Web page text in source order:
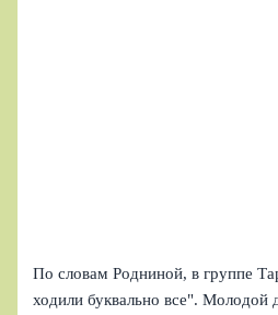
По словам Родниной, в группе
ходили буквально все".